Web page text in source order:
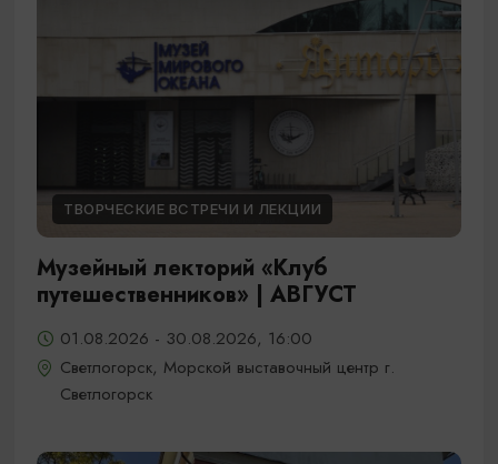
ТВОРЧЕСКИЕ ВСТРЕЧИ И ЛЕКЦИИ
Музейный лекторий «Клуб
путешественников» | АВГУСТ
01.08.2026 - 30.08.2026, 16:00
Светлогорск, Морской выставочный центр г.
Светлогорск